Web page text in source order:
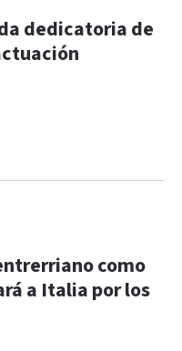
dedicatoria de
como
a Italia por los